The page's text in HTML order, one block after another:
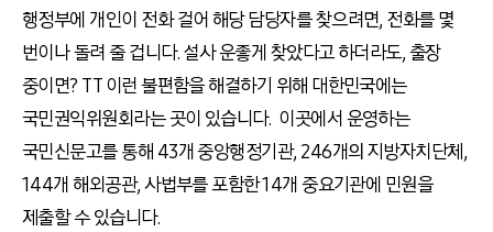
행정부에 개인이 전화 걸어 해당 담당자를 찾으려면, 전화를 몇
번이나 돌려 줄 겁니다. 설사 운좋게 찾았다고 하더라도, 출장
중이면? TT 이런 불편함을 해결하기 위해 대한민국에는
국민권익위원회라는 곳이 있습니다. 이곳에서 운영하는
국민신문고를 통해 43개 중앙행정기관, 246개의 지방자치단체,
144개 해외공관, 사법부를 포함한 14개 중요기관에 민원을
제출할 수 있습니다.